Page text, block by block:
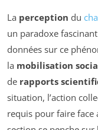
La perception du
un paradoxe
données sur ce
la mobilisation
de rapports
situation, l’action
requis pour faire face